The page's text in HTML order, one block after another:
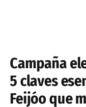
Campaña
5 claves
Feijóo que